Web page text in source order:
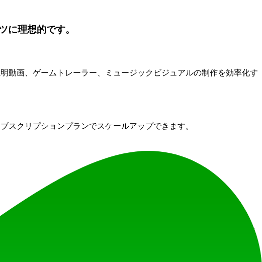
に理想的です。
動画、ゲームトレーラー、ミュージックビジュアルの制作を効率化す
クリプションプランでスケールアップできます。
アクション、カメラアングル、照明、雰囲気を詳細に説明
。